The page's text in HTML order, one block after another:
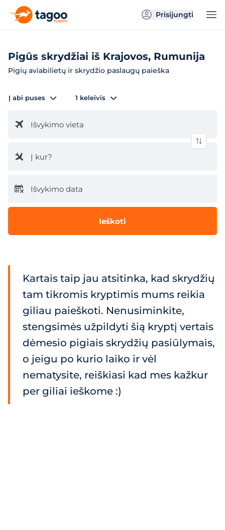
Prisijungti
Pigūs skrydžiai iš Krajovos, Rumunija
Pigių aviabilietų ir skrydžio paslaugų paieška
Į abi puses 1 keleivis
Išvykimo vieta
Į kur?
Išvykimo data
Ieškoti
Kartais taip jau atsitinka, kad skrydžių
tam tikromis kryptimis mums reikia
giliau paieškoti. Nenusiminkite,
stengsimės užpildyti šią kryptį vertais
dėmesio pigiais skrydžių pasiūlymais,
o jeigu po kurio laiko ir vėl
nematysite, reiškiasi kad mes kažkur
per giliai ieškome :)